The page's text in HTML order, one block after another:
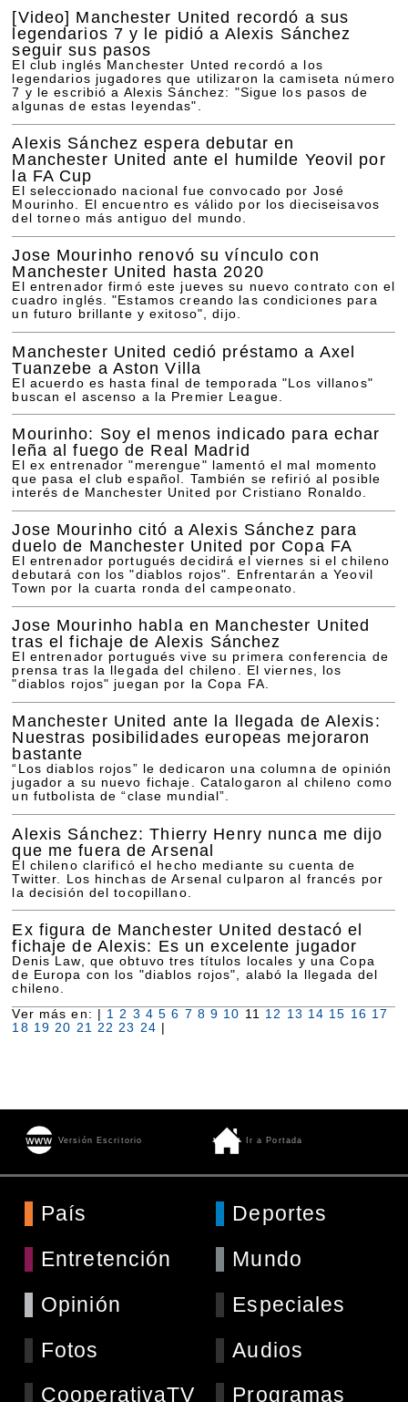
[Video] Manchester United recordó a sus
legendarios 7 y le pidió a Alexis Sánchez
seguir sus pasos
El club inglés Manchester Unted recordó a los
legendarios jugadores que utilizaron la camiseta número
7 y le escribió a Alexis Sánchez: "Sigue los pasos de
algunas de estas leyendas".
Alexis Sánchez espera debutar en
Manchester United ante el humilde Yeovil por
la FA Cup
El seleccionado nacional fue convocado por José
Mourinho. El encuentro es válido por los dieciseisavos
del torneo más antiguo del mundo.
Jose Mourinho renovó su vínculo con
Manchester United hasta 2020
El entrenador firmó este jueves su nuevo contrato con el
cuadro inglés. "Estamos creando las condiciones para
un futuro brillante y exitoso", dijo.
Manchester United cedió préstamo a Axel
Tuanzebe a Aston Villa
El acuerdo es hasta final de temporada "Los villanos"
buscan el ascenso a la Premier League.
Mourinho: Soy el menos indicado para echar
leña al fuego de Real Madrid
El ex entrenador "merengue" lamentó el mal momento
que pasa el club español. También se refirió al posible
interés de Manchester United por Cristiano Ronaldo.
Jose Mourinho citó a Alexis Sánchez para
duelo de Manchester United por Copa FA
El entrenador portugués decidirá el viernes si el chileno
debutará con los "diablos rojos". Enfrentarán a Yeovil
Town por la cuarta ronda del campeonato.
Jose Mourinho habla en Manchester United
tras el fichaje de Alexis Sánchez
El entrenador portugués vive su primera conferencia de
prensa tras la llegada del chileno. El viernes, los
"diablos rojos" juegan por la Copa FA.
Manchester United ante la llegada de Alexis:
Nuestras posibilidades europeas mejoraron
bastante
“Los diablos rojos” le dedicaron una columna de opinión
jugador a su nuevo fichaje. Catalogaron al chileno como
un futbolista de “clase mundial”.
Alexis Sánchez: Thierry Henry nunca me dijo
que me fuera de Arsenal
El chileno clarificó el hecho mediante su cuenta de
Twitter. Los hinchas de Arsenal culparon al francés por
la decisión del tocopillano.
Ex figura de Manchester United destacó el
fichaje de Alexis: Es un excelente jugador
Denis Law, que obtuvo tres títulos locales y una Copa
de Europa con los "diablos rojos", alabó la llegada del
chileno.
Ver más en: | 1 2 3 4 5 6 7 8 9 10 11 12 13 14 15 16 17
18 19 20 21 22 23 24 |
Versión Escritorio Ir a Portada
País
Deportes
Entretención
Mundo
Opinión
Especiales
Fotos
Audios
CooperativaTV
Programas